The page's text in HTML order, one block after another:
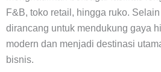
F&B, toko retail, hingga ruko.
dirancang untuk mendukung gaya
modern dan menjadi destinasi
bisnis.